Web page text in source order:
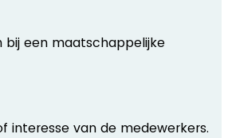
bij een maatschappelijke
interesse van de medewerkers.